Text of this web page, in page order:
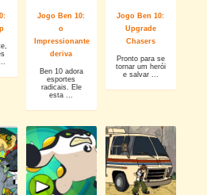
Jogo Ben 10:
o
Impressionante
deriva
Ben 10 adora
esportes
radicais. Ele
esta ...
Jogo Ben 10:
Upgrade
Chasers
Pronto para se
tornar um herói
e salvar ...